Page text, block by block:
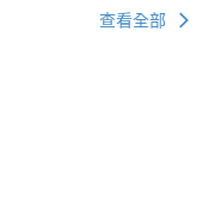
查看全部